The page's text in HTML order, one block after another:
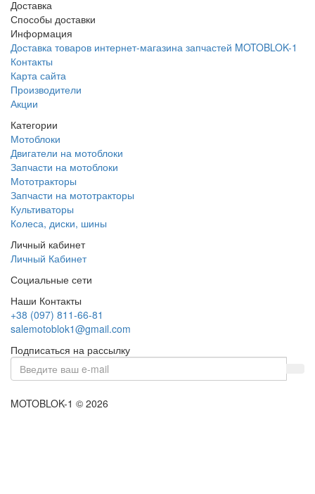
Доставка
Способы доставки
Информация
Доставка товаров интернет-магазина запчастей MOTOBLOK-1
Контакты
Карта сайта
Производители
Акции
Категории
Мотоблоки
Двигатели на мотоблоки
Запчасти на мотоблоки
Мототракторы
Запчасти на мототракторы
Культиваторы
Колеса, диски, шины
Личный кабинет
Личный Кабинет
Социальные сети
Наши Контакты
+38 (097) 811-66-81
salemotoblok1@gmail.com
Подписаться на рассылку
MOTOBLOK-1 © 2026